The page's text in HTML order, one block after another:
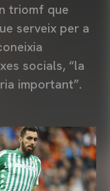
triomf que
serveix per a
socials, “la
important”.